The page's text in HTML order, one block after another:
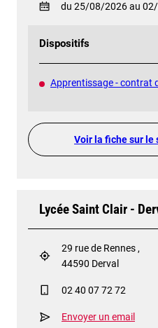
du 25/08/2026 au
Dispositifs
Apprentissage - contrat
Voir la fiche sur le
Lycée Saint Clair -
29 rue de Rennes ,
44590 Derval
02 40 07 72 72
Envoyer un email